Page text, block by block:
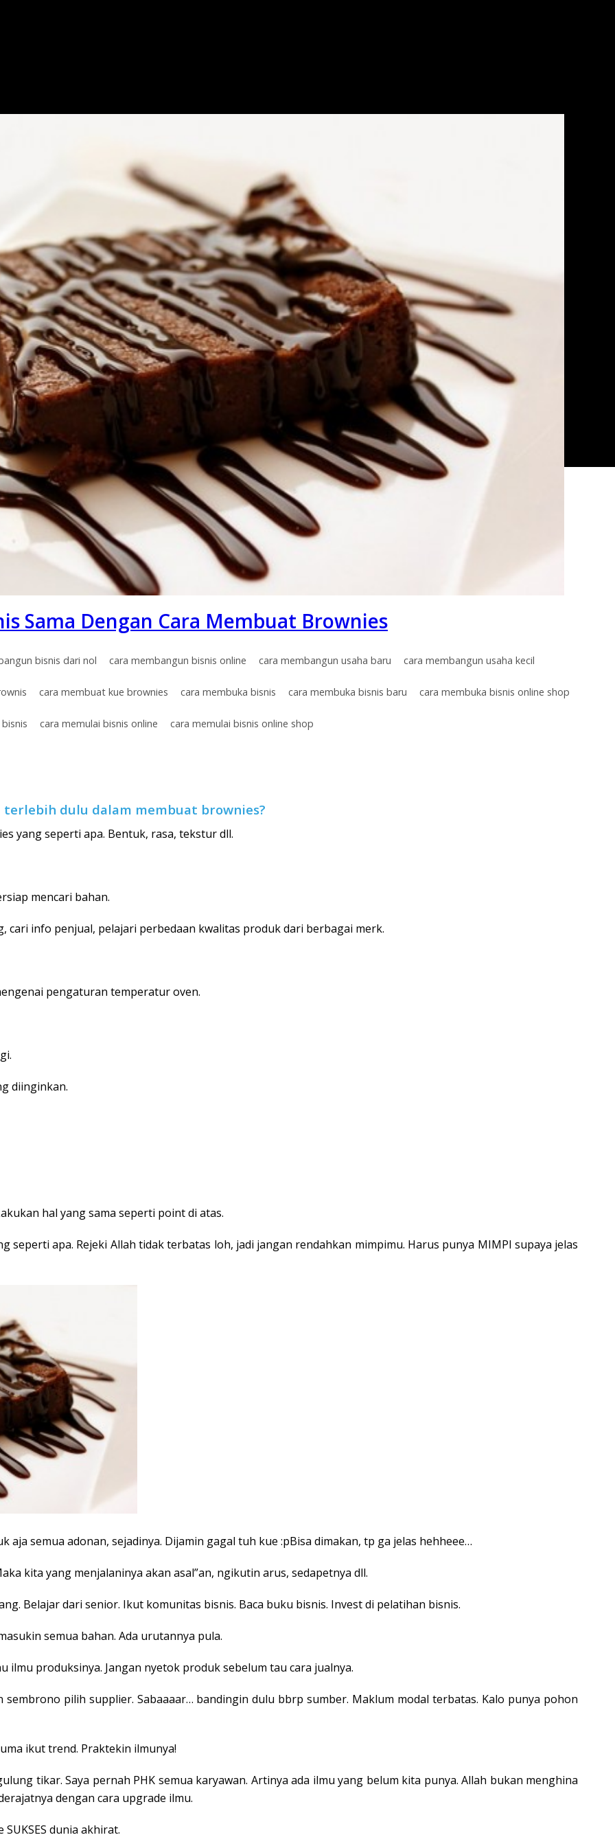
Sama Dengan Cara Membuat Brownies
bisnis dari nol cara membangun bisnis online cara membangun usaha baru cara membangun usaha kecil
cara membuat kue brownies cara membuka bisnis cara membuka bisnis baru cara membuka bisnis online shop
cara memulai bisnis online cara memulai bisnis online shop
terlebih dulu dalam membuat brownies?
yang seperti apa. Bentuk, rasa, tekstur dll.
mencari bahan.
cari info penjual, pelajari perbedaan kwalitas produk dari berbagai merk.
pengaturan temperatur oven.
diinginkan.
hal yang sama seperti point di atas.
seperti apa. Rejeki Allah tidak terbatas loh, jadi jangan rendahkan mimpimu. Harus punya MIMPI supaya jelas
aja semua adonan, sejadinya. Dijamin gagal tuh kue :pBisa dimakan, tp ga jelas hehheee…
kita yang menjalaninya akan asal”an, ngikutin arus, sedapetnya dll.
Belajar dari senior. Ikut komunitas bisnis. Baca buku bisnis. Invest di pelatihan bisnis.
semua bahan. Ada urutannya pula.
ilmu produksinya. Jangan nyetok produk sebelum tau cara jualnya.
sembrono pilih supplier. Sabaaaar… bandingin dulu bbrp sumber. Maklum modal terbatas. Kalo punya pohon
ikut trend. Praktekin ilmunya!
tikar. Saya pernah PHK semua karyawan. Artinya ada ilmu yang belum kita punya. Allah bukan menghina
dengan cara upgrade ilmu.
dunia akhirat.